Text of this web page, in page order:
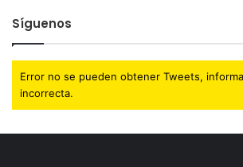
Síguenos
Error no se pueden obtener Tweets,
incorrecta.